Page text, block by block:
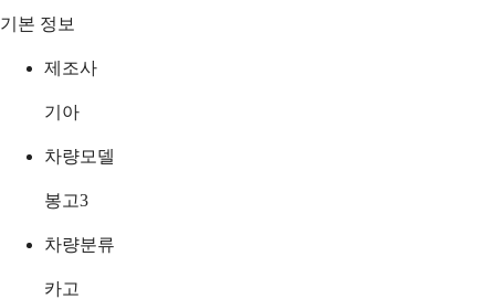
기본 정보
제조사
기아
차량모델
봉고3
차량분류
카고